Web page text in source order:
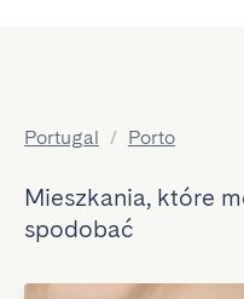
Portugal / Porto
Mieszkania, które
spodobać